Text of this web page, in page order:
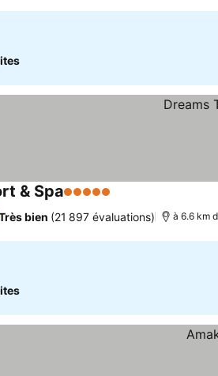
& Spa5 Étoiles
bien (21 897 évaluations) à 6.6 km